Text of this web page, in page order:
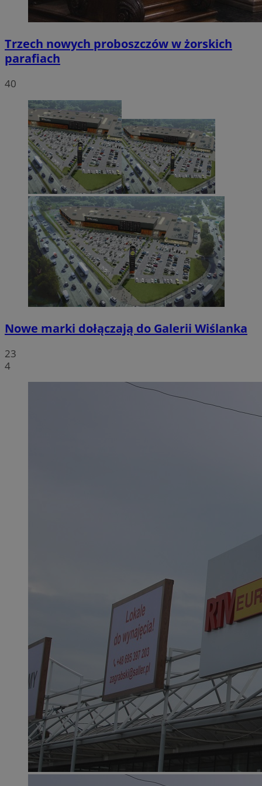
Trzech nowych proboszczów w żorskich
parafiach
40
Nowe marki dołączają do Galerii Wiślanka
23
4